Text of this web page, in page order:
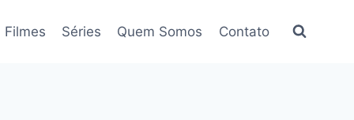
Filmes Séries Quem Somos Contato